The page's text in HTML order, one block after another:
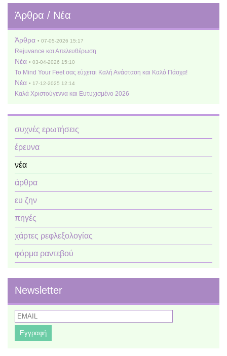
Άρθρα / Νέα
Άρθρα • 07-05-2026 15:17
Rejuvance και Απελευθέρωση
Νέα • 03-04-2026 15:10
Το Mind Your Feet σας εύχεται Καλή Ανάσταση και Καλό Πάσχα!
Νέα • 17-12-2025 12:14
Καλά Χριστούγεννα και Ευτυχισμένο 2026
συχνές ερωτήσεις
έρευνα
νέα
άρθρα
ευ ζην
πηγές
χάρτες ρεφλεξολογίας
φόρμα ραντεβού
Newsletter
Email